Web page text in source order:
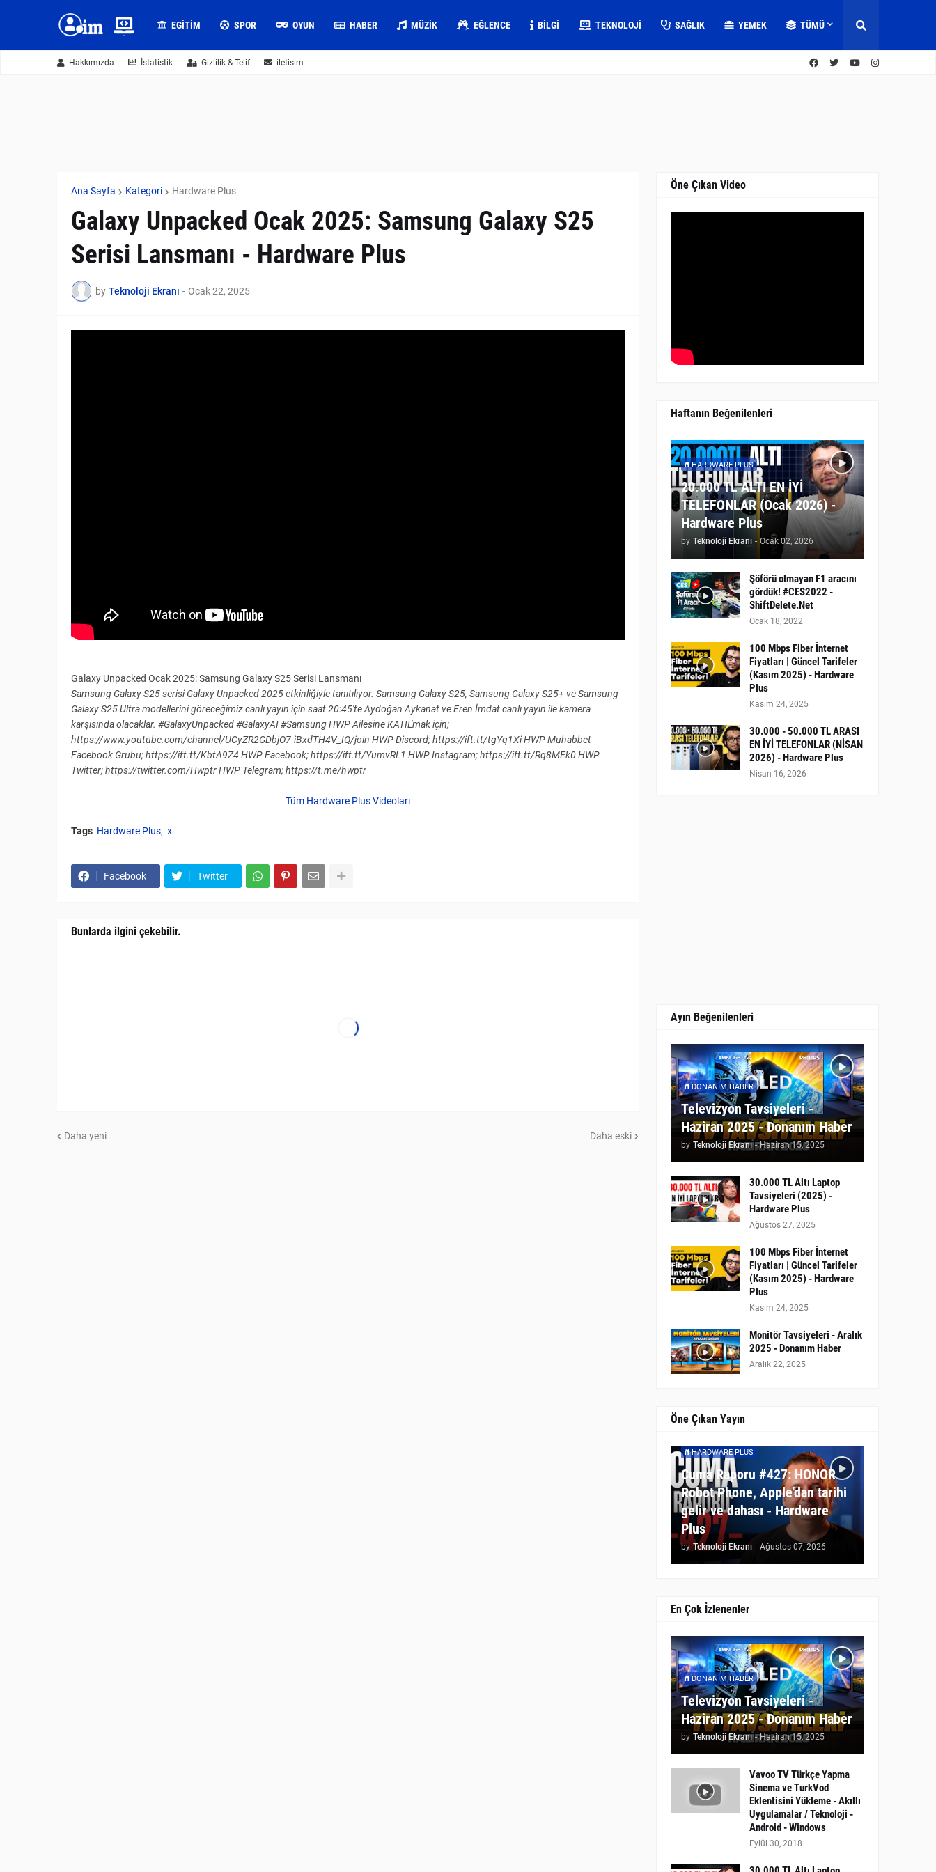
EGITIM SPOR OYUN HABER MÜZIK EĞLENCE BILGI TEKNOLOJI SAĞLIK YEMEK TÜMÜ
Hakkımızda İstatistik Gizlilik & Telif iletisim
Ana Sayfa Kategori Hardware Plus
Galaxy Unpacked Ocak 2025: Samsung Galaxy S25
Serisi Lansmanı - Hardware Plus
by Teknoloji Ekranı - Ocak 22, 2025
Galaxy Unpacked Ocak 2025: Samsung Galaxy S25 Serisi Lansmanı
Samsung Galaxy S25 serisi Galaxy Unpacked 2025 etkinliğiyle tanıtılıyor. Samsung Galaxy S25, Samsung Galaxy S25+ ve Samsung
Galaxy S25 Ultra modellerini göreceğimiz canlı yayın için saat 20:45'te Aydoğan Aykanat ve Eren İmdat canlı yayın ile kamera
karşısında olacaklar. #GalaxyUnpacked #GalaxyAI #Samsung HWP Ailesine KATIL'mak için;
https://www.youtube.com/channel/UCyZR2GDbjO7-iBxdTH4V_IQ/join HWP Discord; https://ift.tt/tgYq1Xi HWP Muhabbet
Facebook Grubu; https://ift.tt/KbtA9Z4 HWP Facebook; https://ift.tt/YumvRL1 HWP Instagram; https://ift.tt/Rq8MEk0 HWP
Twitter; https://twitter.com/Hwptr HWP Telegram; https://t.me/hwptr
Tüm Hardware Plus Videoları
Tags Hardware Plus x
Facebook Twitter
Bunlarda ilgini çekebilir.
Daha yeni Daha eski
Öne Çıkan Video
Haftanın Beğenilenleri
HARDWARE PLUS
20.000 TL ALTI EN İYİ
TELEFONLAR (Ocak 2026) -
Hardware Plus
by Teknoloji Ekranı - Ocak 02, 2026
Şöförü olmayan F1 aracını
gördük! #CES2022 -
ShiftDelete.Net
Ocak 18, 2022
100 Mbps Fiber İnternet
Fiyatları | Güncel Tarifeler
(Kasım 2025) - Hardware
Plus
Kasım 24, 2025
30.000 - 50.000 TL ARASI
EN İYİ TELEFONLAR (NİSAN
2026) - Hardware Plus
Nisan 16, 2026
Ayın Beğenilenleri
DONANIM HABER
Televizyon Tavsiyeleri -
Haziran 2025 - Donanım Haber
by Teknoloji Ekranı - Haziran 15, 2025
30.000 TL Altı Laptop
Tavsiyeleri (2025) -
Hardware Plus
Ağustos 27, 2025
100 Mbps Fiber İnternet
Fiyatları | Güncel Tarifeler
(Kasım 2025) - Hardware
Plus
Kasım 24, 2025
Monitör Tavsiyeleri - Aralık
2025 - Donanım Haber
Aralık 22, 2025
Öne Çıkan Yayın
HARDWARE PLUS
Cuma Raporu #427: HONOR
Robot Phone, Apple'dan tarihi
gelir ve dahası - Hardware
Plus
by Teknoloji Ekranı - Ağustos 07, 2026
En Çok İzlenenler
DONANIM HABER
Televizyon Tavsiyeleri -
Haziran 2025 - Donanım Haber
by Teknoloji Ekranı - Haziran 15, 2025
Vavoo TV Türkçe Yapma
Sinema ve TurkVod
Eklentisini Yükleme - Akıllı
Uygulamalar / Teknoloji -
Android - Windows
Eylül 30, 2018